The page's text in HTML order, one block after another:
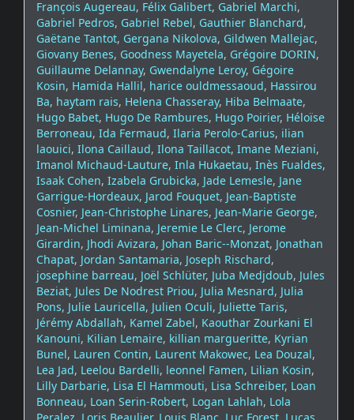
François Augereau, Félix Galibert, Gabriel Marchi,
Gabriel Pedros, Gabriel Rebel, Gauthier Blanchard,
Gaëtane Tantot, Gergana Nikolova, Gildwen Mallejac,
Giovany Benes, Goodness Mayetela, Grégoire DORIN,
Guillaume Delannay, Gwendalyne Leroy, Gégoire
Kosin, Hamida Hallil, harice ouldmessaoud, Hassirou
Ba, haytam rais, Helena Chasseray, Hiba Belmaate,
Hugo Babet, Hugo De Rambures, Hugo Poirier, Héloïse
Berroneau, Ida Fermaud, Ilaria Perolo-Carius, ilian
laouici, Ilona Caillaud, Ilona Taillacot, Imane Meziani,
Imanol Michaud-Lauture, Inla Hukaetau, Inès Fualdes,
Isaak Cohen, Izabela Grubicka, Jade Lemesle, Jane
Garrigue-Hordeaux, Jarod Fouquet, Jean-Baptiste
Cosnier, Jean-Christophe Linares, Jean-Marie George,
Jean-Michel Liminana, Jeremie Le Clerc, Jerome
Girardin, Jhodi Avizara, Johan Baric--Monzat, Jonathan
Chapat, Jordan Santamaria, Joseph Rischard,
josephine barreau, Joël Schlüter, Juba Medjdoub, Jules
Beziat, Jules De Nodrest Priou, Julia Mesnard, Julia
Pons, Julie Lauricella, Julien Oculi, Juliette Taris,
Jérémy Abdallah, Kamel Zabel, Kaouthar Zourkani El
Kanouni, Kilian Lemaire, killian margueritte, Kyrian
Bunel, Lauren Contin, Laurent Makowec, Lea Douzal,
Lea Jad, Leelou Bardelli, leonnel Famen, Lilian Kosin,
Lilly Darbarie, Lisa El Hammouti, Lisa Schreiber, Loan
Bonneau, Loan Serin-Robert, Logan Lahlah, Lola